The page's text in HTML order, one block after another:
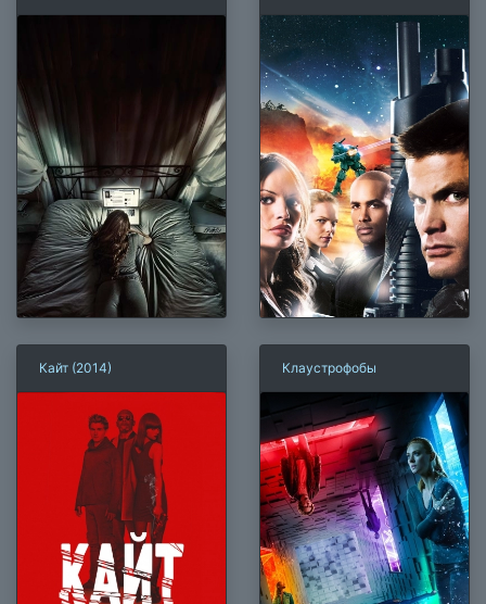
Кайт (2014) Клаустрофобы